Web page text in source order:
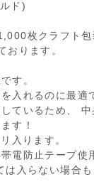
ド)
枚クラフト包
おります。
す。
入れるのに最適
ているため、
す！
入ります。
電防止テープ使
は入らない場合